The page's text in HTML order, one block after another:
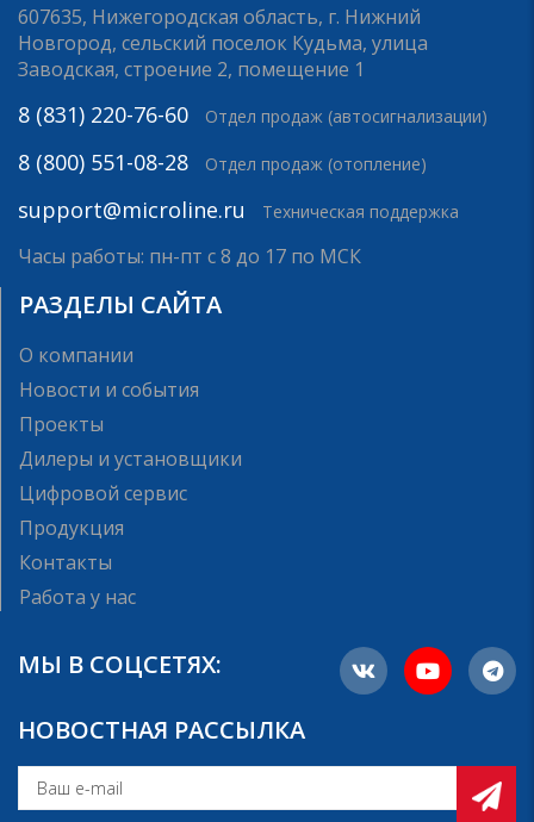
607635, Нижегородская область, г. Нижний
Новгород, сельский поселок Кудьма, улица
Заводская, строение 2, помещение 1
8 (831) 220-76-60 Отдел продаж (автосигнализации)
8 (800) 551-08-28 Отдел продаж (отопление)
support@microline.ru Техническая поддержка
Часы работы: пн-пт с 8 до 17 по МСК
РАЗДЕЛЫ САЙТА
О компании
Новости и события
Проекты
Дилеры и установщики
Цифровой сервис
Продукция
Контакты
Работа у нас
МЫ В СОЦСЕТЯХ:
НОВОСТНАЯ РАССЫЛКА